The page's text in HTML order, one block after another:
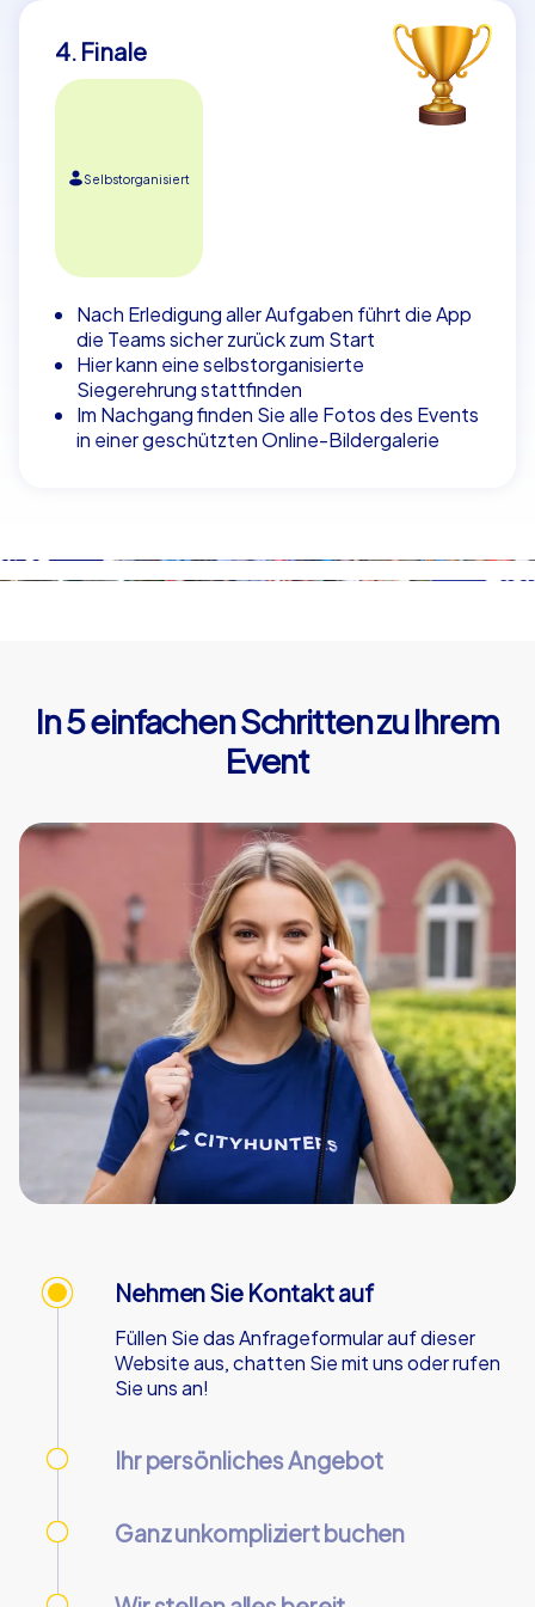
4. Finale
Selbstorganisiert
Nach Erledigung aller Aufgaben führt die App
die Teams sicher zurück zum Start
Hier kann eine selbstorganisierte
Siegerehrung stattfinden
Im Nachgang finden Sie alle Fotos des Events
in einer geschützten Online-Bildergalerie
In 5 einfachen Schritten zu Ihrem
Event
Nehmen Sie Kontakt auf
Füllen Sie das Anfrageformular auf dieser
Website aus, chatten Sie mit uns oder rufen
Sie uns an!
Ihr persönliches Angebot
Ganz unkompliziert buchen